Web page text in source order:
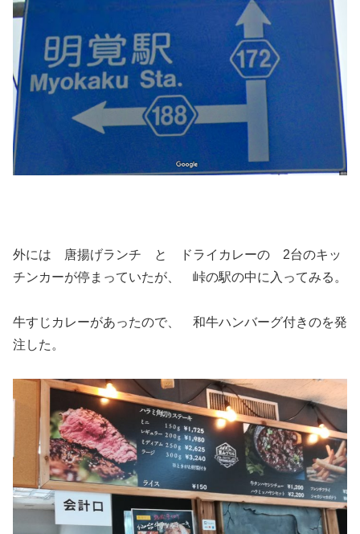
外には 唐揚げランチ と ドライカレーの 2台のキッ
チンカーが停まっていたが、 峠の駅の中に入ってみる。
牛すじカレーがあったので、 和牛ハンバーグ付きのを発
注した。